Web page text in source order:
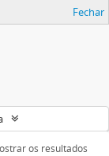
Fechar
os resultados